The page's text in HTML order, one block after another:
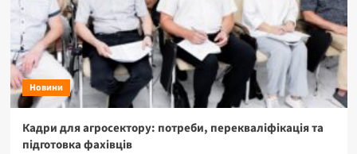
Новини
Кадри для агросектору: потреби, перекваліфікація та
підготовка фахівців